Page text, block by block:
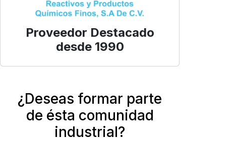
Proveedor Destacado
desde 1990
¿Deseas formar parte
de ésta comunidad
industrial?